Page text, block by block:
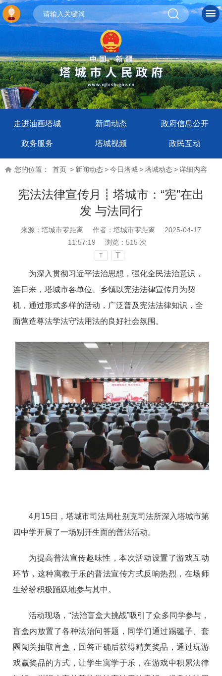
走进油画塔城 新闻动态 政府信息公开
政务服务 塔城视频 政民互动
您的位置： 首页 > 新闻动态>今日塔城>塔城动态>详细内容
宪法法律宣传月┋塔城市：“宪”在出
发 与法同行
来源：塔城市零距离 作者：塔城市零距离
2025-04-17
11:57:19
浏览： 515 次
T T
为深入贯彻习近平法治思想，强化全民法治意识，
连日来，塔城市各单位、乡镇以宪法法律宣传月为契
机，通过形式多样的活动，广泛普及宪法法律知识，全
面营造尊法学法守法用法的良好社会氛围。
4月15日，塔城市司法局杜别克司法所深入塔城市第
四中学开展了一场别开生面的普法活动。
为提高普法宣传趣味性，本次活动设置了游戏互动
环节，这种寓教于乐的普法宣传方式反响热烈，在场师
生纷纷积极踊跃地参与其中。
活动现场，“法治盲盒大挑战”吸引了众多同学参与，
盲盒内放置了各种法治问答题，同学们通过踢毽子、套
圈闯关抽取盲盒，回答正确后获得精美奖品，通过玩游
戏赢奖品的方式，让学生寓学于乐，在游戏中积累法律